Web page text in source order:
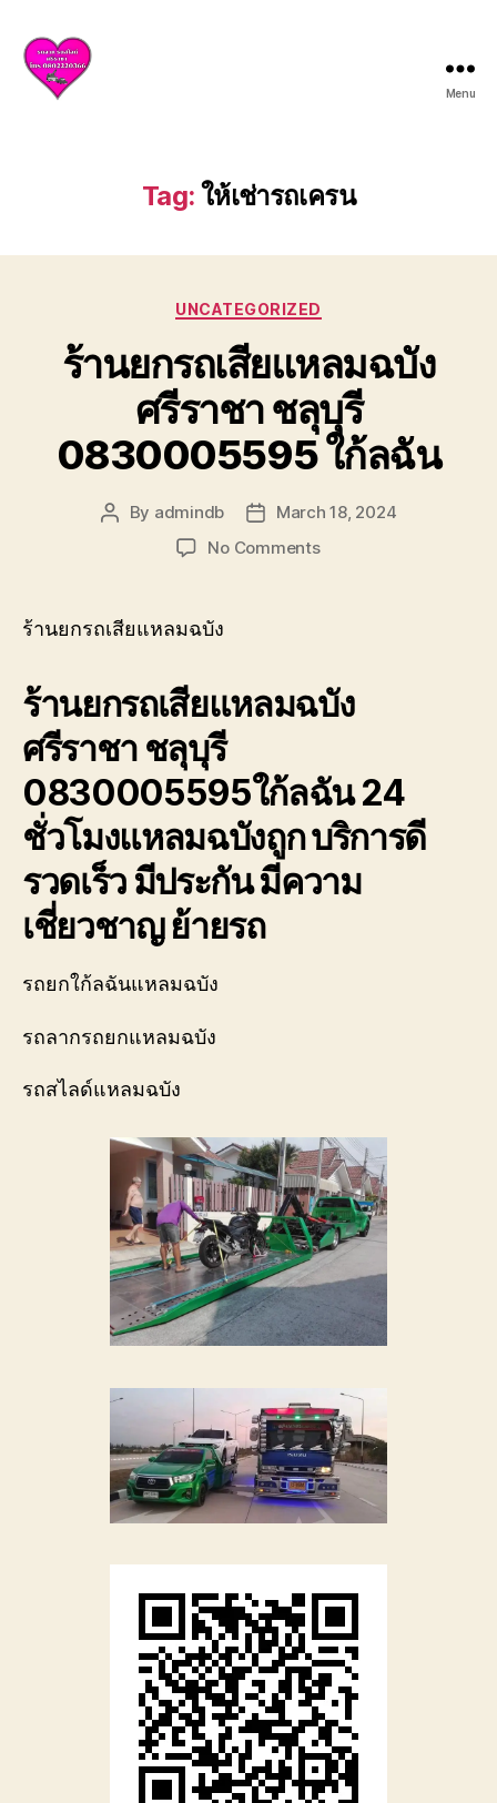
ให้
เหลือ
0800628488
Menu
Tag: ให้เช่ารถเครน
Categories
UNCATEGORIZED
ร้านยกรถเสียแหลมฉบัง
ศรีราชา ชลุบุรี
0830005595 ใก้ลฉัน
Post
By admindb
PostMarch 18, 2024
No Commentson
ฉบัง
ศรีราชา
0830005595
ใก้ล
ฉัน
ร้านยกรถเสียแหลมฉบัง
ร้านยกรถเสียแหลมฉบัง
ศรีราชา ชลุบุรี
0830005595ใก้ลฉัน 24
ชั่วโมงแหลมฉบังถูก บริการดี
รวดเร็ว มีประกัน มีความ
เชี่ยวชาญ ย้ายรถ
รถยกใก้ลฉันแหลมฉบัง
รถลากรถยกแหลมฉบัง
รถสไลด์แหลมฉบัง